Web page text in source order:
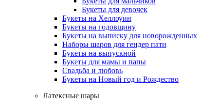
Букеты для девочек
Букеты на Хеллоуин
Букеты на годовщину
Букеты на выписку для новорожденных
Наборы шаров для гендер пати
Букеты на выпускной
Букеты для мамы и папы
Свадьба и любовь
Букеты на Новый год и Рождество
Латексные шары